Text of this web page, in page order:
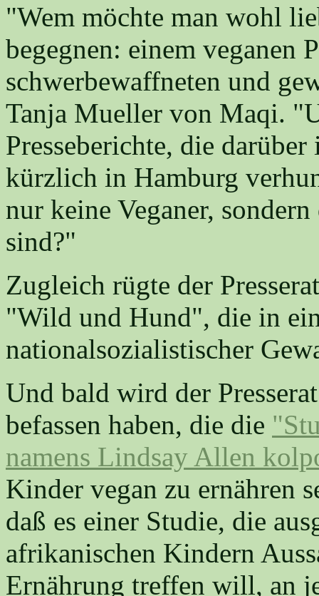
"Wem möchte man wohl
begegnen: einem veganen
schwerbewaffneten und
Tanja Mueller von Maqi.
Presseberichte, die
kürzlich in Hamburg
nur keine Veganer,
sind?"
Zugleich rügte der
"Wild und Hund", die in
nationalsozialistischer
Und bald wird der
befassen haben, die die
namens Lindsay Allen
Kinder vegan zu ernähren
daß es einer Studie, die
afrikanischen Kindern
Ernährung treffen will, an